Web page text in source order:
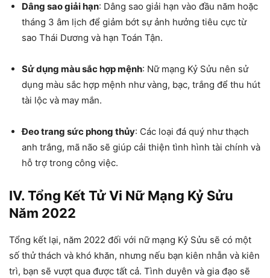
Dâng sao giải hạn: Dâng sao giải hạn vào đầu năm hoặc
tháng 3 âm lịch để giảm bớt sự ảnh hưởng tiêu cực từ
sao Thái Dương và hạn Toán Tận.
Sử dụng màu sắc hợp mệnh: Nữ mạng Kỷ Sửu nên sử
dụng màu sắc hợp mệnh như vàng, bạc, trắng để thu hút
tài lộc và may mắn.
Đeo trang sức phong thủy: Các loại đá quý như thạch
anh trắng, mã não sẽ giúp cải thiện tình hình tài chính và
hỗ trợ trong công việc.
IV. Tổng Kết Tử Vi Nữ Mạng Kỷ Sửu
Năm 2022
Tổng kết lại, năm 2022 đối với nữ mạng Kỷ Sửu sẽ có một
số thử thách và khó khăn, nhưng nếu bạn kiên nhẫn và kiên
trì, bạn sẽ vượt qua được tất cả. Tình duyên và gia đạo sẽ